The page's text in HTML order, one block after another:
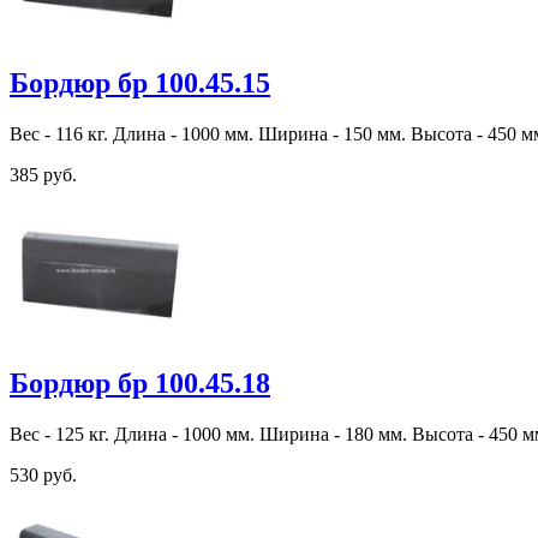
Бордюр бр 100.45.15
Вес - 116 кг. Длина - 1000 мм. Ширина - 150 мм. Высота - 450
385 руб.
Бордюр бр 100.45.18
Вес - 125 кг. Длина - 1000 мм. Ширина - 180 мм. Высота - 450
530 руб.